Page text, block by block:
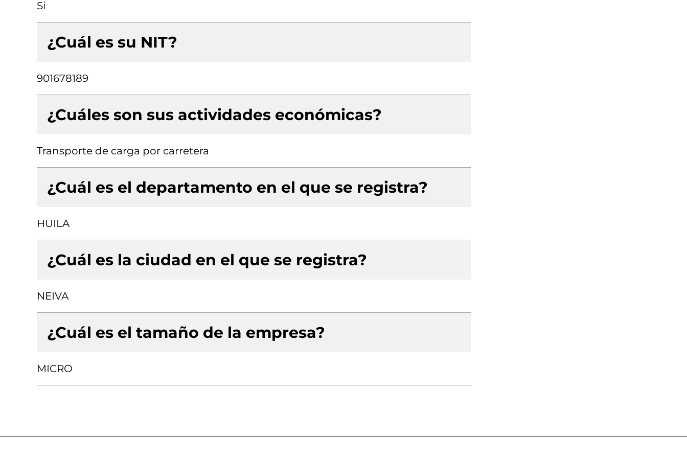
Si
¿Cuál es su NIT?
901678189
¿Cuáles son sus actividades económicas?
Transporte de carga por carretera
¿Cuál es el departamento en el que se registra?
HUILA
¿Cuál es la ciudad en el que se registra?
NEIVA
¿Cuál es el tamaño de la empresa?
MICRO